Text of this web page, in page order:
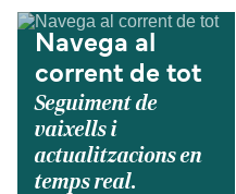
Navega al
corrent de tot
Seguiment de
vaixells i
actualitzacions en
temps real.